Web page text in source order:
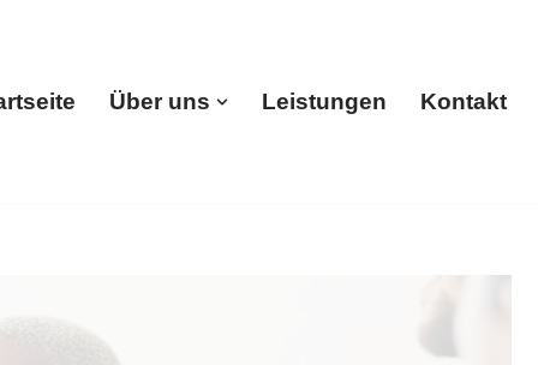
Über uns Leistungen Kontakt